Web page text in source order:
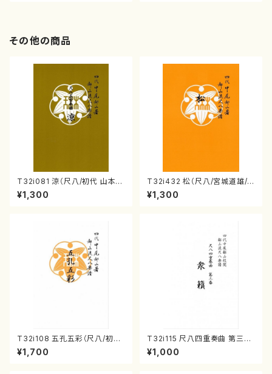
その他の商品
T32i081 涼（尺八/初代 山本邦
山/尺八/都山式譜）都山流公刊
楽譜曲番:530
¥1,300
T32i432 松（尺八/宮城道雄/
楽譜）都山流公刊楽譜曲番:213
8
¥1,300
T32i108 五孔五彩（尺八/初代
石垣征山/尺八/都山式譜）都山
流公刊楽譜曲番:557
¥1,700
T32i115 尺八四重奏曲 第三番
衆籟（尺八/初代 山本邦山/尺
八/都山式譜）都山流公刊楽譜曲
¥1,000